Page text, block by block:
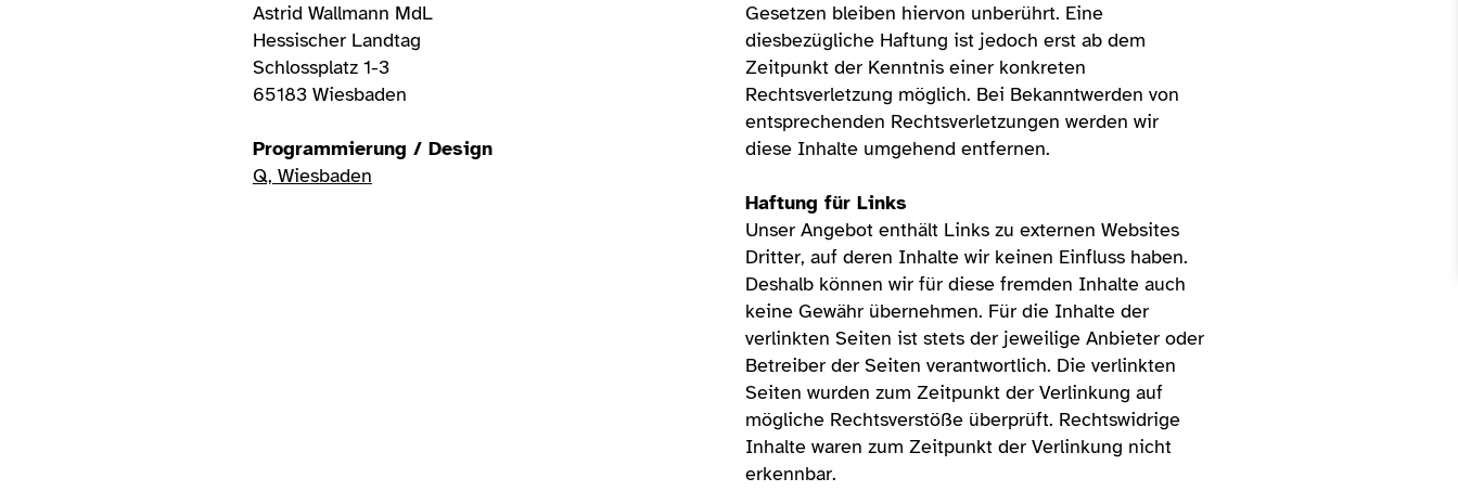
Astrid Wallmann MdL
Hessischer Landtag
Schlossplatz 1-3
65183 Wiesbaden
Programmierung / Design
Q, Wiesbaden
Gesetzen bleiben hiervon unberührt. Eine
diesbezügliche Haftung ist jedoch erst ab dem
Zeitpunkt der Kenntnis einer konkreten
Rechtsverletzung möglich. Bei Bekanntwerden von
entsprechenden Rechtsverletzungen werden wir
diese Inhalte umgehend entfernen.
Haftung für Links
Unser Angebot enthält Links zu externen Websites
Dritter, auf deren Inhalte wir keinen Einfluss haben.
Deshalb können wir für diese fremden Inhalte auch
keine Gewähr übernehmen. Für die Inhalte der
verlinkten Seiten ist stets der jeweilige Anbieter oder
Betreiber der Seiten verantwortlich. Die verlinkten
Seiten wurden zum Zeitpunkt der Verlinkung auf
mögliche Rechtsverstöße überprüft. Rechtswidrige
Inhalte waren zum Zeitpunkt der Verlinkung nicht
erkennbar.